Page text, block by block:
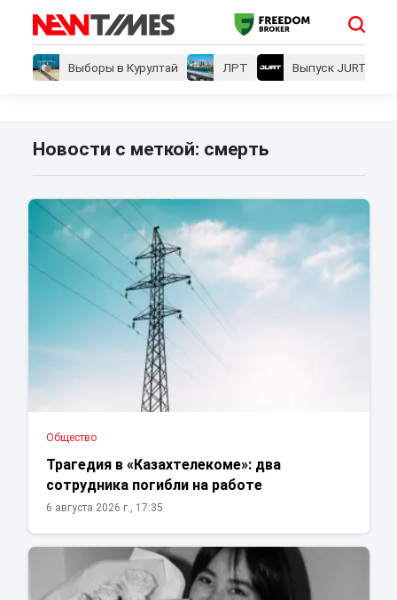
Выборы в Курултай ЛРТ Выпуск JURT
Новости с меткой: смерть
Общество
Трагедия в «Казахтелекоме»: два
сотрудника погибли на работе
6 августа 2026 г., 17:35